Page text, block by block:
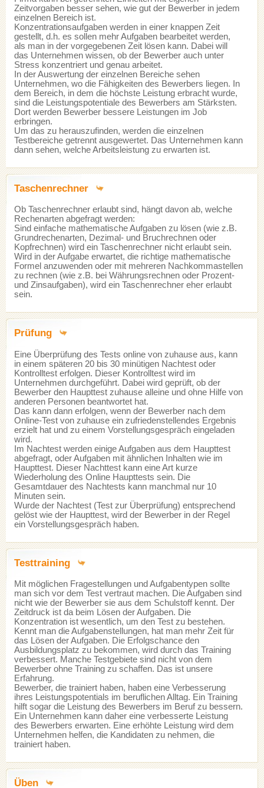
Zeitvorgaben besser sehen, wie gut der Bewerber in jedem
einzelnen Bereich ist.
Konzentrationsaufgaben werden in einer knappen Zeit
gestellt, d.h. es sollen mehr Aufgaben bearbeitet werden,
als man in der vorgegebenen Zeit lösen kann. Dabei will
das Unternehmen wissen, ob der Bewerber auch unter
Stress konzentriert und genau arbeitet.
In der Auswertung der einzelnen Bereiche sehen
Unternehmen, wo die Fähigkeiten des Bewerbers liegen. In
dem Bereich, in dem die höchste Leistung erbracht wurde,
sind die Leistungspotentiale des Bewerbers am Stärksten.
Dort werden Bewerber bessere Leistungen im Job
erbringen.
Um das zu herauszufinden, werden die einzelnen
Testbereiche getrennt ausgewertet. Das Unternehmen kann
dann sehen, welche Arbeitsleistung zu erwarten ist.
Taschenrechner
Ob Taschenrechner erlaubt sind, hängt davon ab, welche
Rechenarten abgefragt werden:
Sind einfache mathematische Aufgaben zu lösen (wie z.B.
Grundrechenarten, Dezimal- und Bruchrechnen oder
Kopfrechnen) wird ein Taschenrechner nicht erlaubt sein.
Wird in der Aufgabe erwartet, die richtige mathematische
Formel anzuwenden oder mit mehreren Nachkommastellen
zu rechnen (wie z.B. bei Währungsrechnen oder Prozent-
und Zinsaufgaben), wird ein Taschenrechner eher erlaubt
sein.
Prüfung
Eine Überprüfung des Tests online von zuhause aus, kann
in einem späteren 20 bis 30 minütigen Nachtest oder
Kontrolltest erfolgen. Dieser Kontrolltest wird im
Unternehmen durchgeführt. Dabei wird geprüft, ob der
Bewerber den Haupttest zuhause alleine und ohne Hilfe von
anderen Personen beantwortet hat.
Das kann dann erfolgen, wenn der Bewerber nach dem
Online-Test von zuhause ein zufriedenstellendes Ergebnis
erzielt hat und zu einem Vorstellungsgespräch eingeladen
wird.
Im Nachtest werden einige Aufgaben aus dem Haupttest
abgefragt, oder Aufgaben mit ähnlichen Inhalten wie im
Haupttest. Dieser Nachttest kann eine Art kurze
Wiederholung des Online Haupttests sein. Die
Gesamtdauer des Nachtests kann manchmal nur 10
Minuten sein.
Wurde der Nachtest (Test zur Überprüfung) entsprechend
gelöst wie der Haupttest, wird der Bewerber in der Regel
ein Vorstellungsgespräch haben.
Testtraining
Mit möglichen Fragestellungen und Aufgabentypen sollte
man sich vor dem Test vertraut machen. Die Aufgaben sind
nicht wie der Bewerber sie aus dem Schulstoff kennt. Der
Zeitdruck ist da beim Lösen der Aufgaben. Die
Konzentration ist wesentlich, um den Test zu bestehen.
Kennt man die Aufgabenstellungen, hat man mehr Zeit für
das Lösen der Aufgaben. Die Erfolgschance den
Ausbildungsplatz zu bekommen, wird durch das Training
verbessert. Manche Testgebiete sind nicht von dem
Bewerber ohne Training zu schaffen. Das ist unsere
Erfahrung.
Bewerber, die trainiert haben, haben eine Verbesserung
ihres Leistungspotentials im beruflichen Alltag. Ein Training
hilft sogar die Leistung des Bewerbers im Beruf zu bessern.
Ein Unternehmen kann daher eine verbesserte Leistung
des Bewerbers erwarten. Eine erhöhte Leistung wird dem
Unternehmen helfen, die Kandidaten zu nehmen, die
trainiert haben.
Üben